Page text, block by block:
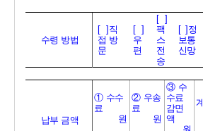
수령 방법
[  ] 직
접 방
문
[  ]
우
편
[  ]
팩
스
전
송
[  ] 정
보통
신망
납부 금액
① 수수
료
원
② 우송
료
원
③ 수
수료
감면
액